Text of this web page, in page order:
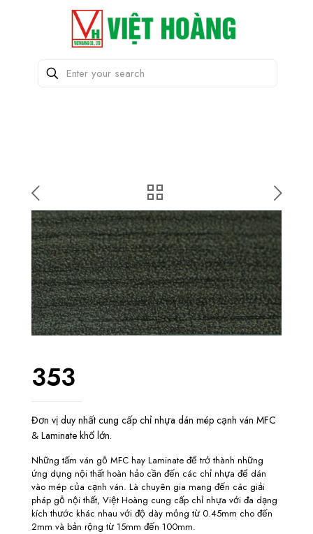
353
Đơn vị duy nhất cung cấp chỉ nhựa dán mép cạnh ván MFC
& Laminate khổ lớn.
Những tấm ván gỗ MFC hay Laminate để trở thành những
ứng dụng nội thất hoàn hảo cần đến các chỉ nhựa để dán
vào mép của cạnh ván. Là chuyên gia mang đến các giải
pháp gỗ nội thất, Việt Hoàng cung cấp chỉ nhựa với đa dạng
kích thước khác nhau với độ dày mỏng từ 0.45mm cho đến
2mm và bản rộng từ 15mm đến 100mm.